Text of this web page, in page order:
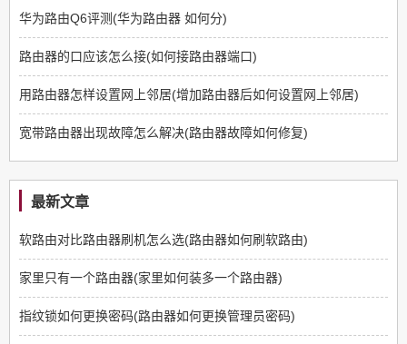
华为路由Q6评测(华为路由器 如何分)
路由器的口应该怎么接(如何接路由器端口)
用路由器怎样设置网上邻居(增加路由器后如何设置网上邻居)
宽带路由器出现故障怎么解决(路由器故障如何修复)
最新文章
软路由对比路由器刷机怎么选(路由器如何刷软路由)
家里只有一个路由器(家里如何装多一个路由器)
指纹锁如何更换密码(路由器如何更换管理员密码)